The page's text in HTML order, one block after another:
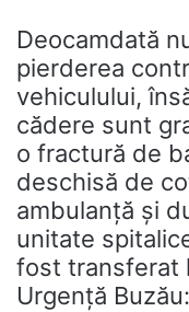
Deocamdată
pierderea
vehiculului,
cădere sunt
o fractură de
deschisă de
ambulanță și
unitate
fost transferat
Urgență Buzău: